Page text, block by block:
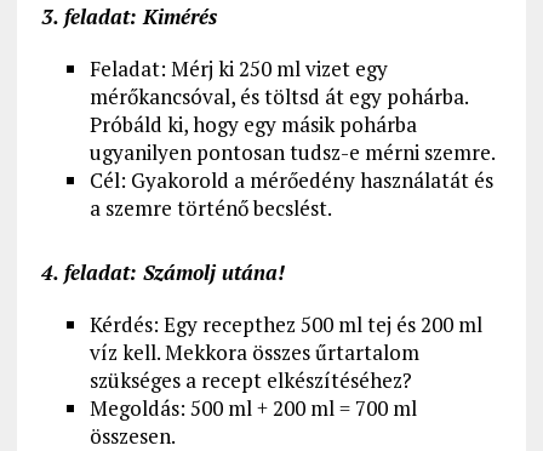
3. feladat: Kimérés
Feladat: Mérj ki 250 ml vizet egy
mérőkancsóval, és töltsd át egy pohárba.
Próbáld ki, hogy egy másik pohárba
ugyanilyen pontosan tudsz-e mérni szemre.
Cél: Gyakorold a mérőedény használatát és
a szemre történő becslést.
4. feladat: Számolj utána!
Kérdés: Egy recepthez 500 ml tej és 200 ml
víz kell. Mekkora összes űrtartalom
szükséges a recept elkészítéséhez?
Megoldás: 500 ml + 200 ml = 700 ml
összesen.